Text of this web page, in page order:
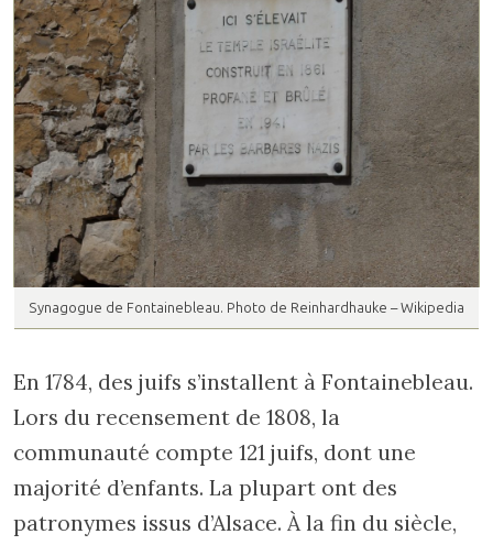
Synagogue de Fontainebleau. Photo de Reinhardhauke – Wikipedia
En 1784, des juifs s’installent à Fontainebleau.
Lors du recensement de 1808, la
communauté compte 121 juifs, dont une
majorité d’enfants. La plupart ont des
patronymes issus d’Alsace. À la fin du siècle,